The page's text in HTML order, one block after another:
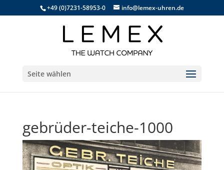
+49 (0)7231-58953-0 info@lemex-uhren.de
Seite wählen
gebrüder-teiche-1000